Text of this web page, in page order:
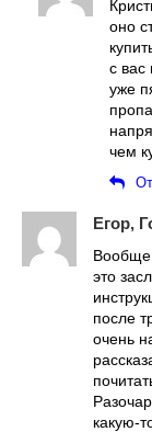
оно
с вас
уже
чем
Егор,
Вообще
это
после
очень
какую-